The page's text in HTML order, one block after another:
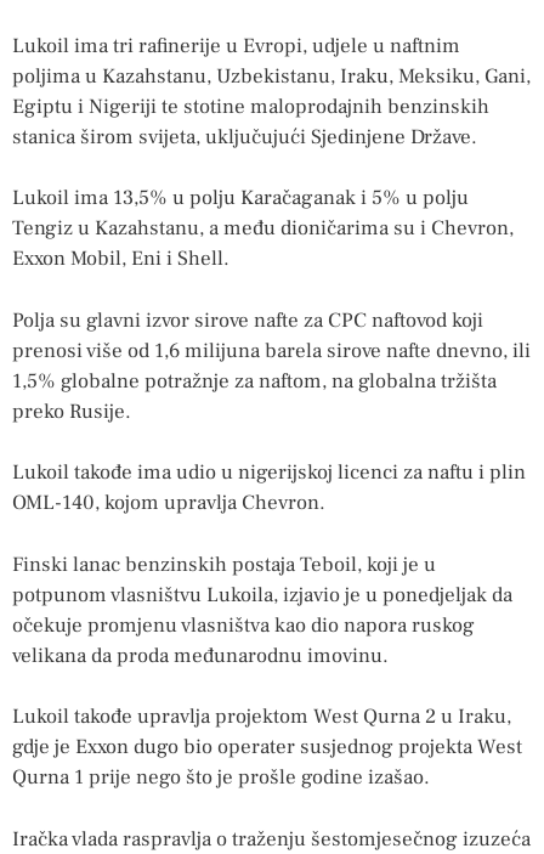
Lukoil ima tri rafinerije u Evropi, udjele u naftnim
poljima u Kazahstanu, Uzbekistanu, Iraku, Meksiku, Gani,
Egiptu i Nigeriji te stotine maloprodajnih benzinskih
stanica širom svijeta, uključujući Sjedinjene Države.
Lukoil ima 13,5% u polju Karačaganak i 5% u polju
Tengiz u Kazahstanu, a među dioničarima su i Chevron,
Exxon Mobil, Eni i Shell.
Polja su glavni izvor sirove nafte za CPC naftovod koji
prenosi više od 1,6 milijuna barela sirove nafte dnevno, ili
1,5% globalne potražnje za naftom, na globalna tržišta
preko Rusije.
Lukoil takođe ima udio u nigerijskoj licenci za naftu i plin
OML-140, kojom upravlja Chevron.
Finski lanac benzinskih postaja Teboil, koji je u
potpunom vlasništvu Lukoila, izjavio je u ponedjeljak da
očekuje promjenu vlasništva kao dio napora ruskog
velikana da proda međunarodnu imovinu.
Lukoil takođe upravlja projektom West Qurna 2 u Iraku,
gdje je Exxon dugo bio operater susjednog projekta West
Qurna 1 prije nego što je prošle godine izašao.
Iračka vlada raspravlja o traženju šestomjesečnog izuzeća